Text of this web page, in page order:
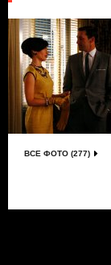
ВСЕ ФОТО (277)